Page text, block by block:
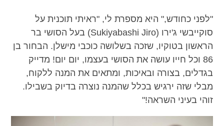
"לפני כחודש," היא מספרת לי, "ראיתי תוכנית על
סוקייבשי ג'ירו (Sukiyabashi Jiro) בעל הסושי בר
הראשון בטוקיו, שזכה בשלושה כוכבי מישלן. הבחור בן
86 וכל חייו עושה את הסושי בעצמו, יום יום! מדייק
בגדלים, בצורה ובאיכות, ומתאים את המנה ללקוח,
מבלי שזה ירגיש בכלל שהמנה נוצרה בדיוק בשבילו.
זוהי בעיני השראה!"